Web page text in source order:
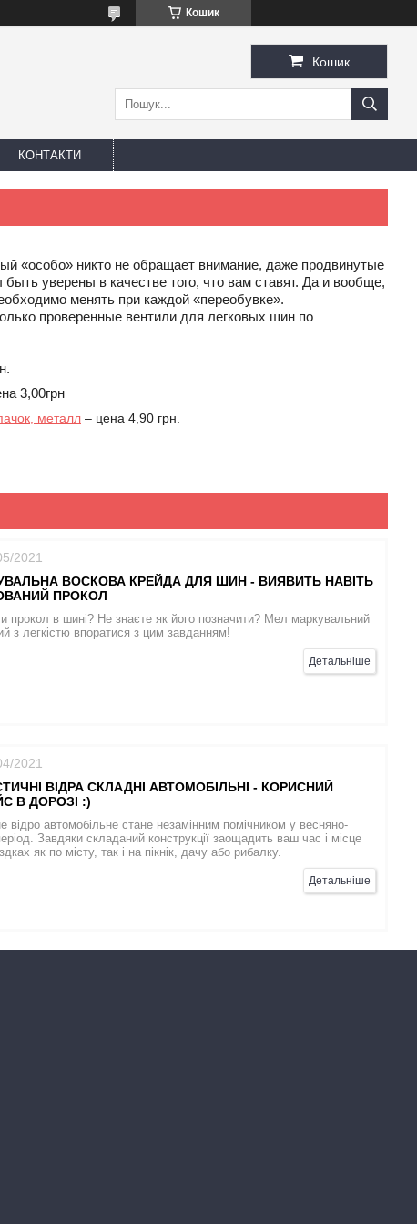
Кошик
Кошик
КОНТАКТИ
«особо» никто не обращает внимание, даже продвинутые
уверены в качестве того, что вам ставят. Да и вообще,
менять при каждой «переобувке».
проверенные вентили для легковых шин по
3,00грн
металл – цена 4,90 грн.
2021
ВОСКОВА КРЕЙДА ДЛЯ ШИН - ВИЯВИТЬ НАВІТЬ
ПРОКОЛ
прокол в шині? Не знаєте як його позначити? Мел маркувальний
з легкістю впоратися з цим завданням!
Детальніше
2021
ВІДРА СКЛАДНІ АВТОМОБІЛЬНІ - КОРИСНИЙ
В ДОРОЗІ :)
відро автомобільне стане незамінним помічником у весняно-
Завдяки складаний конструкції заощадить ваш час і місце
як по місту, так і на пікнік, дачу або рибалку.
Детальніше